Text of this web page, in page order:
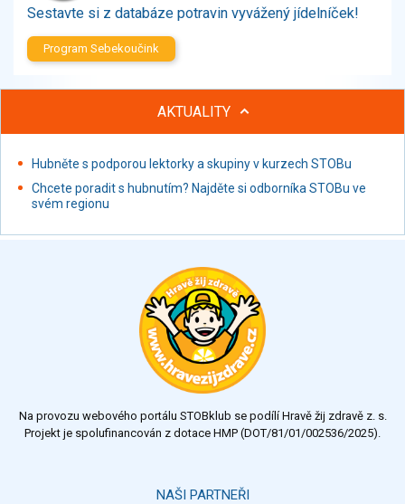
Polotovary, hotové pokrmy
Proteinové výrobky, doplňky stravy
Nápoje nealkoholické
Restaurace, jídelny, hotová jídla
Sestavte si z databáze potravin vyvážený jídelníček!
Program Sebekoučink
AKTUALITY
Hubněte s podporou lektorky a skupiny v kurzech STOBu
Chcete poradit s hubnutím? Najděte si odborníka STOBu ve
svém regionu
Na provozu webového portálu STOBklub se podílí Hravě žij zdravě z. s.
Projekt je spolufinancován z dotace HMP (DOT/81/01/002536/2025).
NAŠI PARTNEŘI